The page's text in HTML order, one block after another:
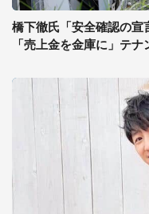
橋下徹氏「安全確認の宣
「売上金を金庫に」テ